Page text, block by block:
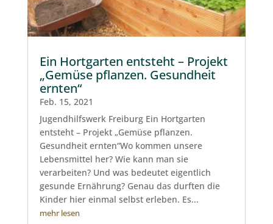
Ein Hortgarten entsteht – Projekt
„Gemüse pflanzen. Gesundheit
ernten“
Feb. 15, 2021
Jugendhilfswerk Freiburg Ein Hortgarten
entsteht – Projekt „Gemüse pflanzen.
Gesundheit ernten“Wo kommen unsere
Lebensmittel her? Wie kann man sie
verarbeiten? Und was bedeutet eigentlich
gesunde Ernährung? Genau das durften die
Kinder hier einmal selbst erleben. Es...
mehr lesen